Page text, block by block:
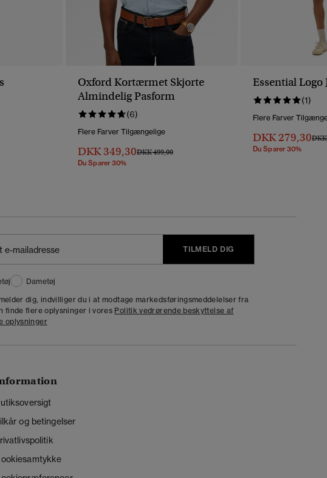
Oxford Kortærmet Skjorte
Almindelig Pasform
(6)
Flere Farver Tilgængelige
DKK 349,30Pris Nedsat Fra
DKK 499,00Til
Du Sparer 30%
Essential Logo
(1)
Flere Farver
DKK 279,30Pris
Du Sparer 30%
TILMELD DIG
Dametøj
dig, indvilliger du i at modtage markedsføringsmeddelelser fra
finde flere oplysninger i vores Politik vedrørende beskyttelse af
oplysninger
og betingelser